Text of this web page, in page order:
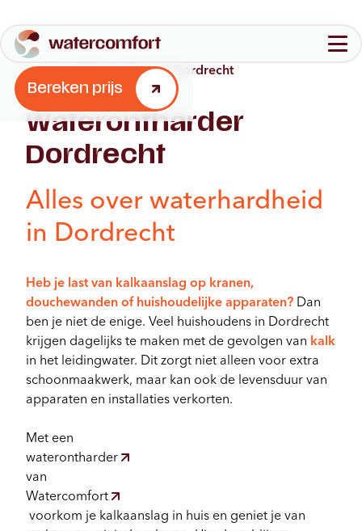
Configureer jouw waterontharder
Aantal personen in jouw huishouden
1-3 4-6 7+
Aantal badkamers 1 2 3+
Waterontharders
Quooker
FAQ
Bereken prijs
Contact
Configurator
Bereken prijs
Home-Waterontharder Dordrecht
Waterontharder
Dordrecht
Alles over waterhardheid
in Dordrecht
Heb je last van kalkaanslag op kranen,
douchewanden of huishoudelijke apparaten? Dan
ben je niet de enige. Veel huishoudens in Dordrecht
krijgen dagelijks te maken met de gevolgen van kalk
in het leidingwater. Dit zorgt niet alleen voor extra
schoonmaakwerk, maar kan ook de levensduur van
apparaten en installaties verkorten.
Met een
waterontharder
van
Watercomfort
voorkom je kalkaanslag in huis en geniet je van